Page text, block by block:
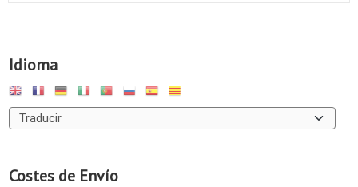
Idioma
Costes de Envío